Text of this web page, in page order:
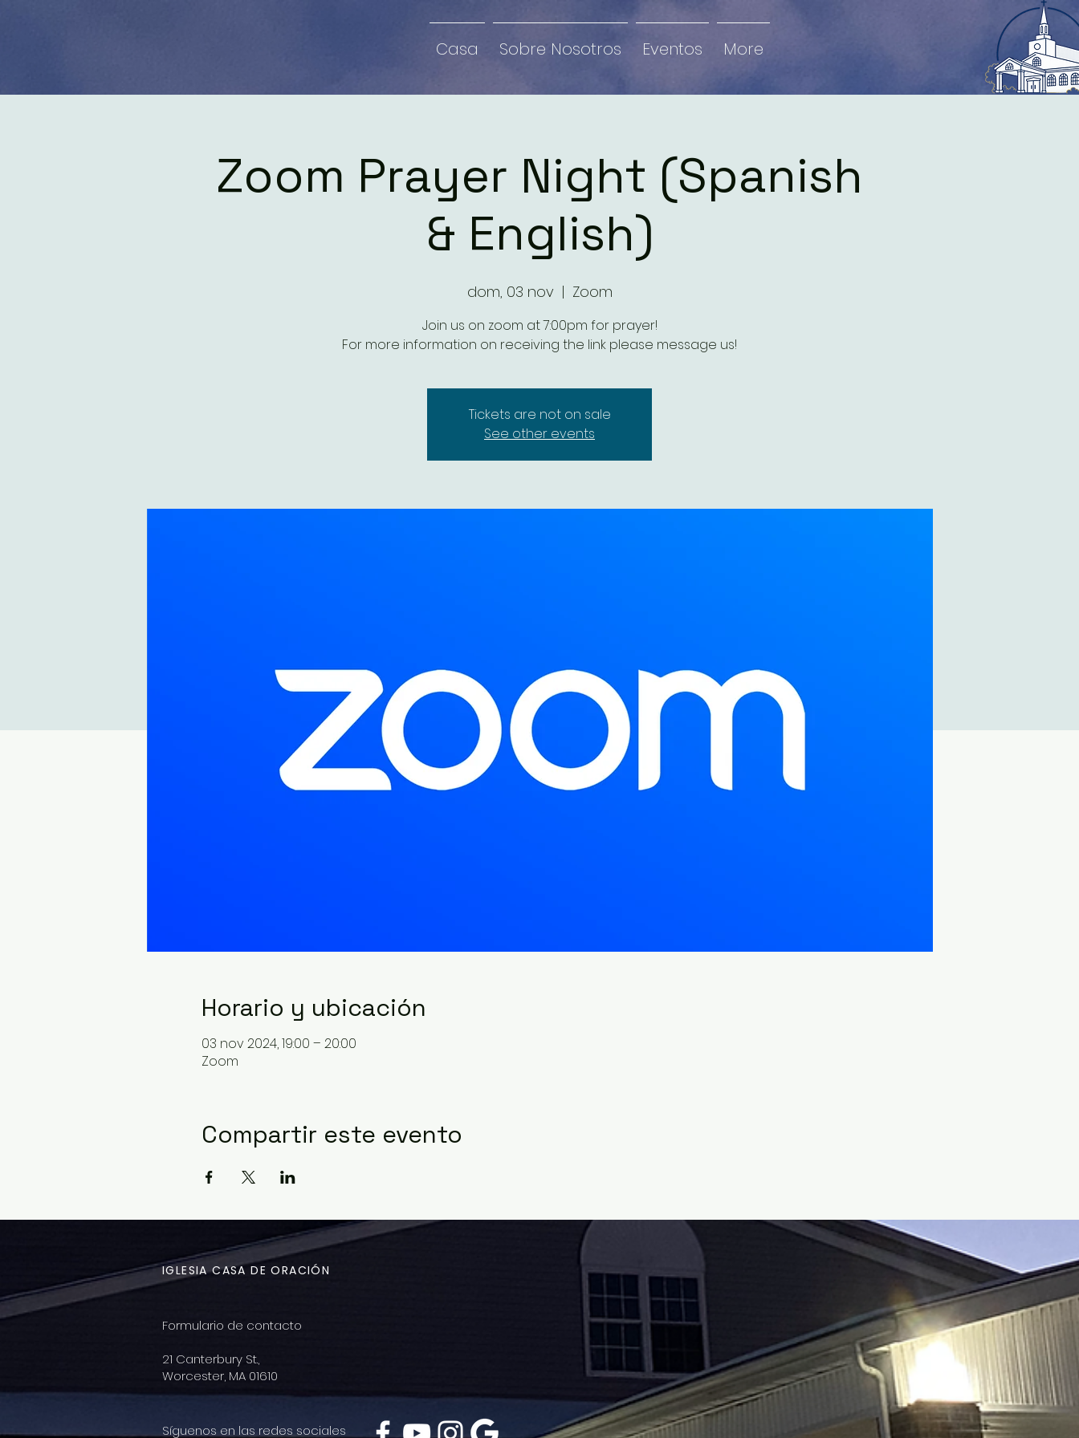
Casa Sobre Nosotros Eventos More
Zoom Prayer Night (Spanish
& English)
dom, 03 nov
  |
Zoom
Join us on zoom at 7:00pm for prayer!
For more information on receiving the link please message us!
Tickets are not on sale
See other events
Horario y ubicación
03 nov 2024, 19:00 – 20:00
Zoom
Compartir este evento
IGLESIA CASA DE ORACIÓN
Formulario de contacto
21 Canterbury St.,
Worcester, MA 01610
Síguenos en las redes sociales